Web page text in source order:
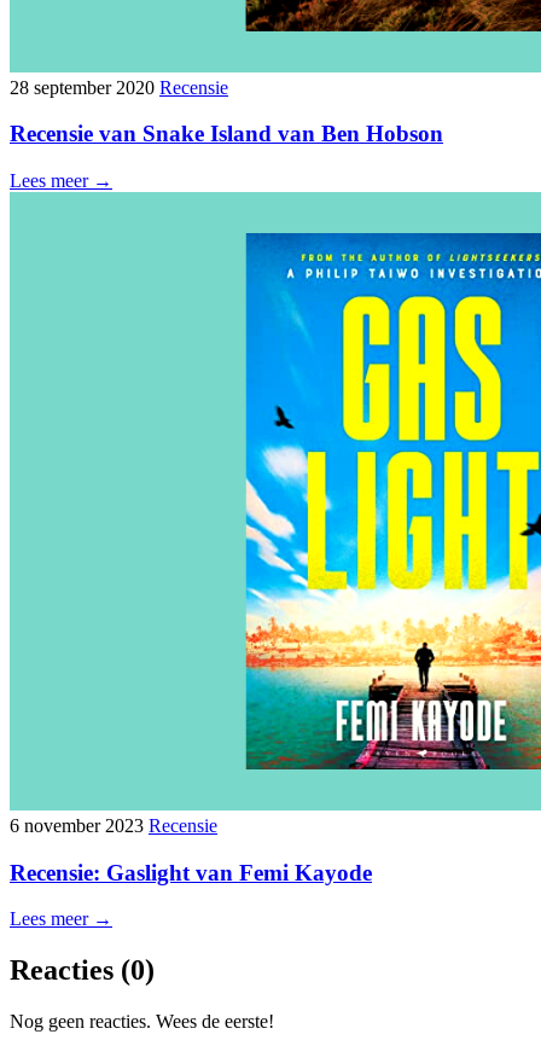
28 september 2020 Recensie
Recensie van Snake Island van Ben Hobson
Lees meer →
6 november 2023 Recensie
Recensie: Gaslight van Femi Kayode
Lees meer →
Reacties (0)
Nog geen reacties. Wees de eerste!